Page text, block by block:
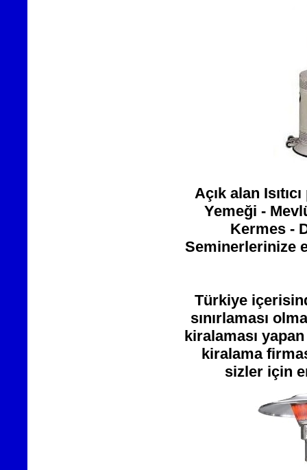
Açık alan
Yemeği -
Kermes -
Seminerlerinize
Türkiye
sınırlaması
kiralaması
kiralama
sizler için